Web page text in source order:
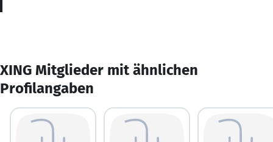
XING Mitglieder mit ähnlichen
Profilangaben